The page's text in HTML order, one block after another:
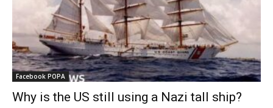
Facebook POPA
Why is the US still using a Nazi tall ship?